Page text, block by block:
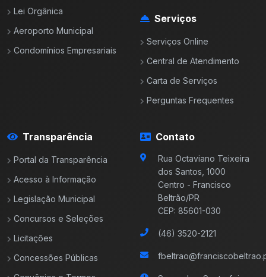
Lei Orgânica
Aeroporto Municipal
Condomínios Empresariais
Serviços
Serviços Online
Central de Atendimento
Carta de Serviços
Perguntas Frequentes
Transparência
Portal da Transparência
Acesso à Informação
Legislação Municipal
Concursos e Seleções
Licitações
Concessões Públicas
Contato
Rua Octaviano Teixeira
dos Santos, 1000
Centro - Francisco
Beltrão/PR
CEP: 85601-030
(46) 3520-2121